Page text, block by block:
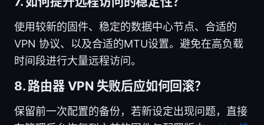
使用较新的固件、稳定的数据中心节点、合适的
VPN 协议、以及合适的MTU设置。避免在高负载
时间段进行大量远程访问。
8. 路由器 VPN 失败后应如何回滚？
保留前一次配置的备份，若新设定出现问题，直接